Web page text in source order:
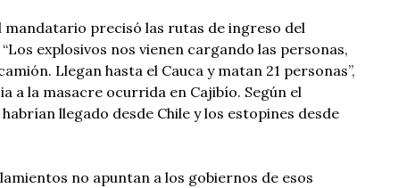
mandatario precisó las rutas de ingreso del
explosivos nos vienen cargando las personas,
Llegan hasta el Cauca y matan 21 personas”,
a la masacre ocurrida en Cajibío. Según el
llegado desde Chile y los estopines desde
no apuntan a los gobiernos de esos